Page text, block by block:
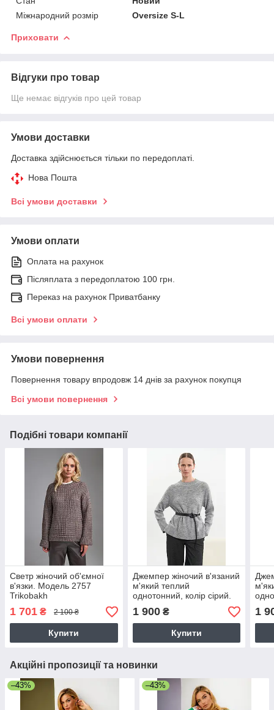
Міжнародний розмір
Oversize S-L
Приховати
Відгуки про товар
Ще немає відгуків про цей товар
Умови доставки
Доставка здійснюється тільки по передоплаті.
Нова Пошта
Всі умови доставки
Умови оплати
Оплата на рахунок
Післяплата з передоплатою 100 грн.
Переказ на рахунок Приватбанку
Всі умови оплати
Умови повернення
Повернення товару впродовж 14 днів за рахунок покупця
Всі умови повернення
Подібні товари компанії
Светр жіночий об'ємної
в'язки. Модель 2757
Trikobakh
1 701 ₴ 2 100 ₴
Купити
Джемпер жіночий в'язаний
м'який теплий
однотонний, колір сірий.
Модель 2844 Trikobakh
1 900₴
Купити
1
Акційні пропозиції та новинки
–43% –43%